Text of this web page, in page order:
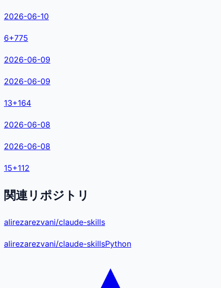
2026-06-10
6+775
2026-06-09
2026-06-09
13+164
2026-06-08
2026-06-08
15+112
関連リポジトリ
alirezarezvani/claude-skills
alirezarezvani/claude-skillsPython